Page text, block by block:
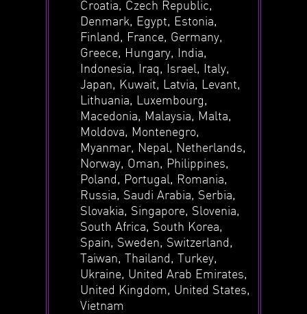
Croatia, Czech Republic,
Denmark, Egypt, Estonia,
Finland, France, Germany,
Greece, Hungary, India,
Indonesia, Iraq, Israel, Italy,
Japan, Kuwait, Latvia, Levant,
Lithuania, Luxembourg,
Macedonia, Malaysia, Malta,
Moldova, Montenegro,
Myanmar, Nepal, Netherlands,
Norway, Oman, Philippines,
Poland, Portugal, Romania,
Russia, Saudi Arabia, Serbia,
Slovakia, Singapore, Slovenia,
South Africa, South Korea,
Spain, Sweden, Switzerland,
Taiwan, Thailand, Turkey,
Ukraine, United Arab Emirates,
United Kingdom, United States,
Vietnam